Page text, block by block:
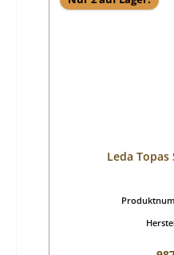
Leda Topas